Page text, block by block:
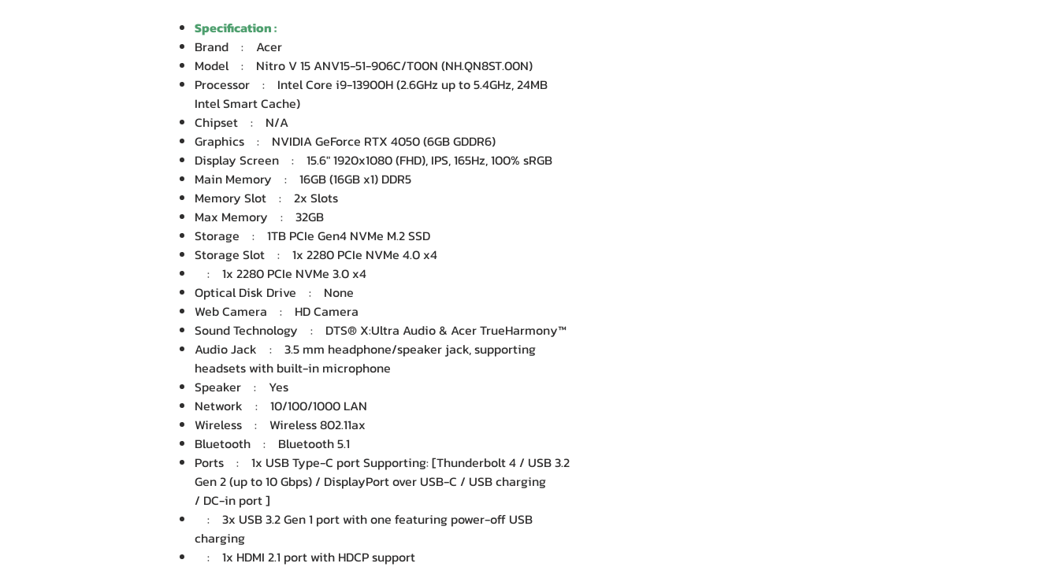
Specification :
Brand : Acer
Model : Nitro V 15 ANV15-51-906C/T00N (NH.QN8ST.00N)
Processor : Intel Core i9-13900H (2.6GHz up to 5.4GHz, 24MB
Intel Smart Cache)
Chipset : N/A
Graphics : NVIDIA GeForce RTX 4050 (6GB GDDR6)
Display Screen : 15.6" 1920x1080 (FHD), IPS, 165Hz, 100% sRGB
Main Memory : 16GB (16GB x1) DDR5
Memory Slot : 2x Slots
Max Memory : 32GB
Storage : 1TB PCIe Gen4 NVMe M.2 SSD
Storage Slot : 1x 2280 PCIe NVMe 4.0 x4
: 1x 2280 PCIe NVMe 3.0 x4
Optical Disk Drive : None
Web Camera : HD Camera
Sound Technology : DTS® X:Ultra Audio & Acer TrueHarmony™
Audio Jack : 3.5 mm headphone/speaker jack, supporting
headsets with built-in microphone
Speaker : Yes
Network : 10/100/1000 LAN
Wireless : Wireless 802.11ax
Bluetooth : Bluetooth 5.1
Ports : 1x USB Type-C port Supporting: [Thunderbolt 4 / USB 3.2
Gen 2 (up to 10 Gbps) / DisplayPort over USB-C / USB charging
/ DC-in port ]
: 3x USB 3.2 Gen 1 port with one featuring power-off USB
charging
: 1x HDMI 2.1 port with HDCP support